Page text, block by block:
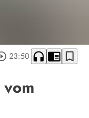
23:50 headphones chrome_reader_mode bookmark_border